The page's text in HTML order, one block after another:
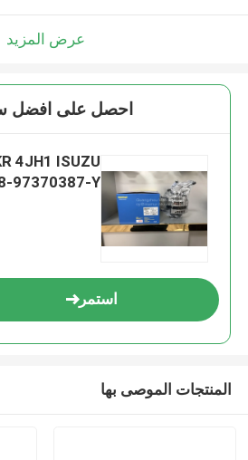
عرض المزيد
احصل على افضل
8-97370387-Y
استمر
المنتجات الموصى بها